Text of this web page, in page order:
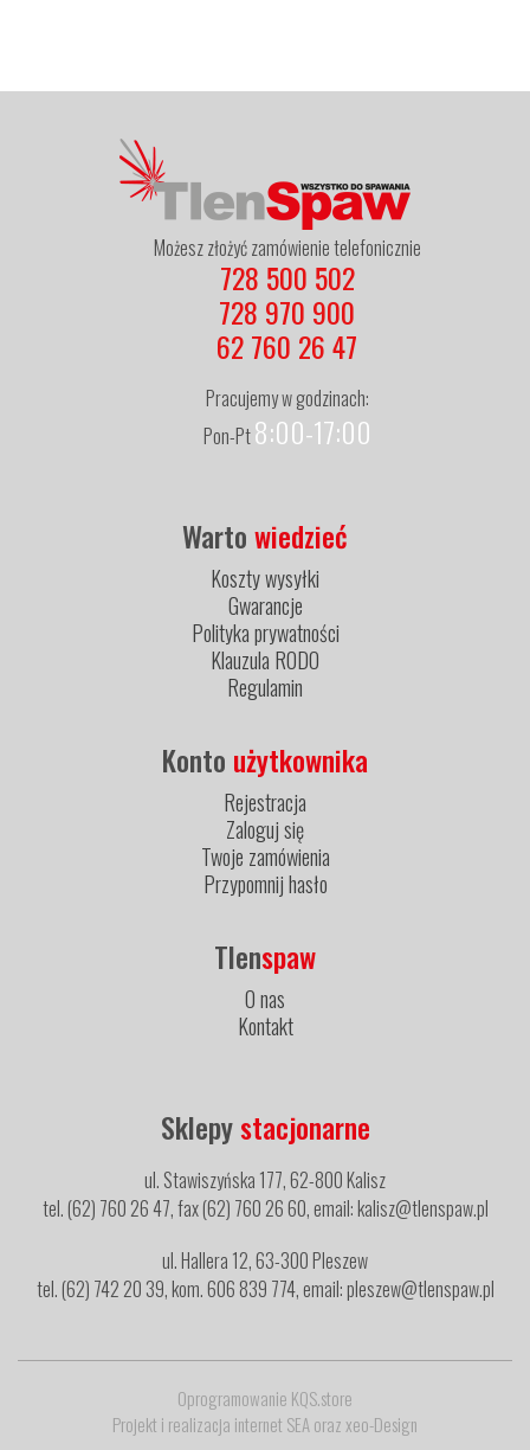
Możesz złożyć zamówienie telefonicznie
728 500 502
728 970 900
62 760 26 47
Pracujemy w godzinach:
Pon-Pt8:00-17:00
Wartowiedzieć
Koszty wysyłki
Gwarancje
Polityka prywatności
Klauzula RODO
Regulamin
Konto użytkownika
Rejestracja
Zaloguj się
Twoje zamówienia
Przypomnij hasło
Tlenspaw
O nas
Kontakt
Sklepystacjonarne
ul. Stawiszyńska 177, 62-800 Kalisz
tel. (62) 760 26 47, fax (62) 760 26 60, email: kalisz@tlenspaw.pl
ul. Hallera 12, 63-300 Pleszew
tel. (62) 742 20 39, kom. 606 839 774, email: pleszew@tlenspaw.pl
Oprogramowanie KQS.store
Projekt i realizacja internet SEA orazxeo-Design